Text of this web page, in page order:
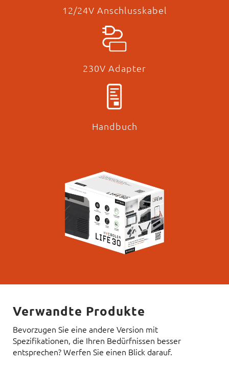
12/24V Anschlusskabel
230V Adapter
Handbuch
Verwandte Produkte
Bevorzugen Sie eine andere Version mit
Spezifikationen, die Ihren Bedürfnissen besser
entsprechen? Werfen Sie einen Blick darauf.